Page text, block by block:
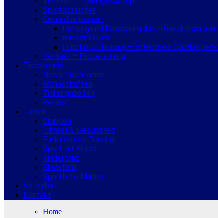
Sportabzeichen
Gesundheitssport
Haltung und Bewegung durch
Rückenfitkurs
Functional Training – Effektives
Kontakt – Probetraining
Tischtennis
News Tischtennis
Mannschaften
Trainingszeiten
Kontakt
Turnen
Gruppen
Fitness & Gesundheit
Funktionales Training
Sport für Kinder
Kindertanz
Showtanz
Sportliche Männer
Volleyball
Kontakt
Home